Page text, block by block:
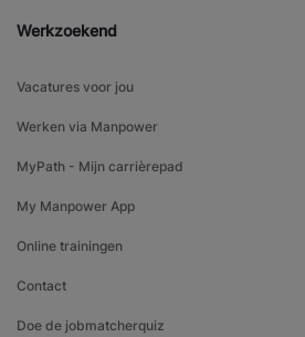
Werkzoekend
Vacatures voor jou
Werken via Manpower
MyPath - Mijn carrièrepad
My Manpower App
Online trainingen
Contact
Doe de jobmatcherquiz